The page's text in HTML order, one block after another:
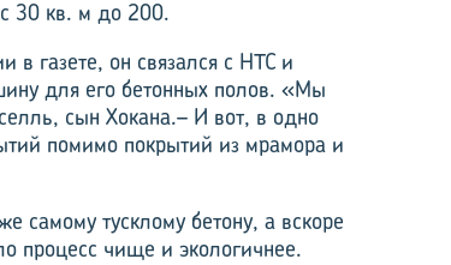
30 кв. м до 200.
газете, он связался с HTC и
для его бетонных полов. «Мы
сын Хокана.– И вот, в одно
помимо покрытий из мрамора и
самому тусклому бетону, а вскоре
процесс чище и экологичнее.